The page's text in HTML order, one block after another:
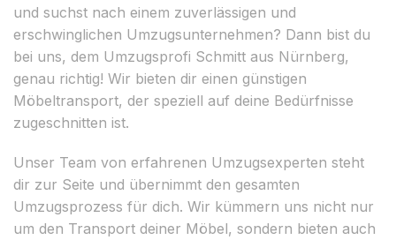
und suchst nach einem zuverlässigen und
erschwinglichen Umzugsunternehmen? Dann bist du
bei uns, dem Umzugsprofi Schmitt aus Nürnberg,
genau richtig! Wir bieten dir einen günstigen
Möbeltransport, der speziell auf deine Bedürfnisse
zugeschnitten ist.
Unser Team von erfahrenen Umzugsexperten steht
dir zur Seite und übernimmt den gesamten
Umzugsprozess für dich. Wir kümmern uns nicht nur
um den Transport deiner Möbel, sondern bieten auch